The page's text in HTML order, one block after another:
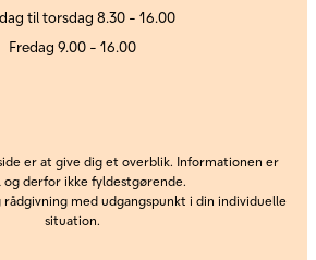
til torsdag 8.30 - 16.00
Fredag 9.00 - 16.00
er at give dig et overblik. Informationen er
og derfor ikke fyldestgørende.
med udgangspunkt i din individuelle
situation.